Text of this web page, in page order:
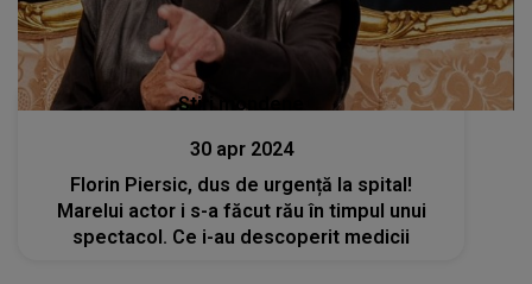
Stiri mondene
30 apr 2024
Florin Piersic, dus de urgență la spital!
Marelui actor i s-a făcut rău în timpul unui
spectacol. Ce i-au descoperit medicii